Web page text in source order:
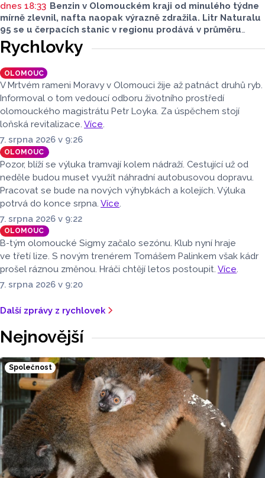
dnes 18:33 Benzin v Olomouckém kraji od minulého týdne
mírně zlevnil, nafta naopak výrazně zdražila. Litr Naturalu
95 se u čerpacích stanic v regionu prodává v průměru
za 42,27 koruny, před týdnem byl o deset haléřů dražší.
O 84 haléřů zdražila nafta, za litr teď řidiči dají průměrně
44,84 koruny. Podle údajů společnosti CCS, která ceny
sleduje, je benzin v současnosti o 7,73 koruny dražší než
před rokem, za naftu tehdy motoristé platili o 11,31
koruny méně.
Rychlovky
OLOMOUC
V Mrtvém rameni Moravy v Olomouci žije až patnáct druhů ryb.
Informoval o tom vedoucí odboru životního prostředí
olomouckého magistrátu Petr Loyka. Za úspěchem stojí
loňská revitalizace. Více.
7. srpna 2026 v 9:26
OLOMOUC
Pozor, blíží se výluka tramvají kolem nádraží. Cestující už od
neděle budou muset využít náhradní autobusovou dopravu.
Pracovat se bude na nových výhybkách a kolejích. Výluka
potrvá do konce srpna. Více
7. srpna 2026 v 9:22
OLOMOUC
B-tým olomoucké Sigmy začalo sezónu. Klub nyní hraje
ve třetí lize. S novým trenérem Tomášem Palinkem však kádr
prošel ráznou změnou. Hráči chtějí letos postoupit. Více.
7. srpna 2026 v 9:20
Další zprávy z rychlovek
Nejnovější
Společnost